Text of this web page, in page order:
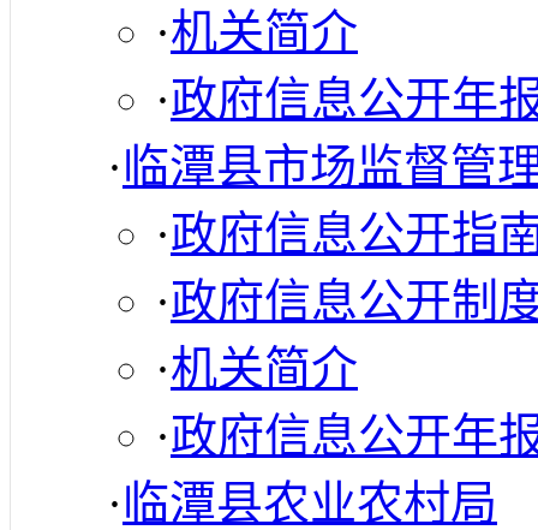
·机关简介
·政府信息公开年
·临潭县市场监督管
·政府信息公开指
·政府信息公开制
·机关简介
·政府信息公开年
·临潭县农业农村局